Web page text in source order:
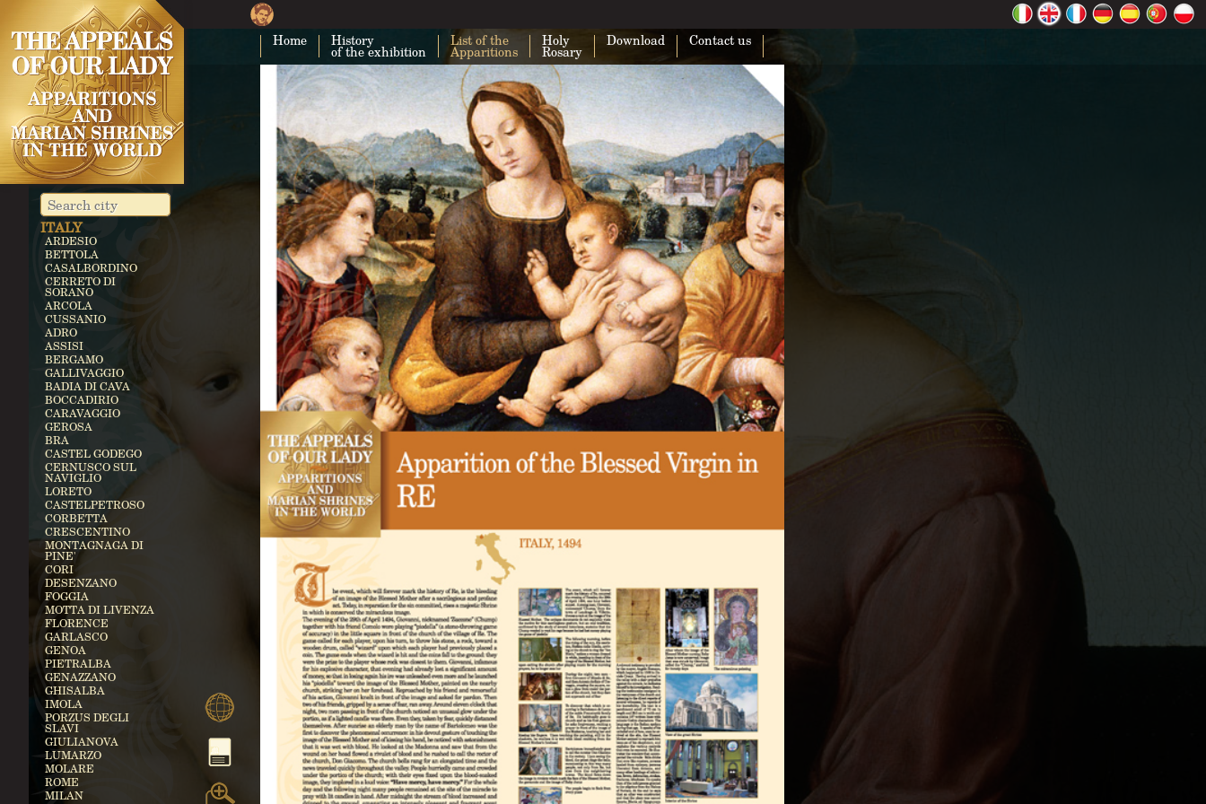
Home History
of the exhibition
List of the
Apparitions
Holy
Rosary
Download Contact us
This page can't load Google Maps correctly.
Do you own this website? OK
CUBA
COSTA RICA
CARTAGO
EGYPT
ZEITUN
GERMANY
KEVELAER
HEROLDSBACH
HEEDE
MARIENFRIED
INDIA
VAILANKANNI
KALLIKULAM
ITALY
ARDESIO
BETTOLA
CASALBORDINO
CERRETO DI
SORANO
ARCOLA
CUSSANIO
ADRO
ASSISI
BERGAMO
GALLIVAGGIO
BADIA DI CAVA
BOCCADIRIO
CARAVAGGIO
GEROSA
BRA
CASTEL GODEGO
CERNUSCO SUL
NAVIGLIO
LORETO
CASTELPETROSO
CORBETTA
CRESCENTINO
MONTAGNAGA DI
PINE'
CORI
DESENZANO
FOGGIA
MOTTA DI LIVENZA
FLORENCE
GARLASCO
GENOA
PIETRALBA
GENAZZANO
GHISALBA
IMOLA
PORZUS DEGLI
SLAVI
GIULIANOVA
LUMARZO
MOLARE
ROME
MILAN